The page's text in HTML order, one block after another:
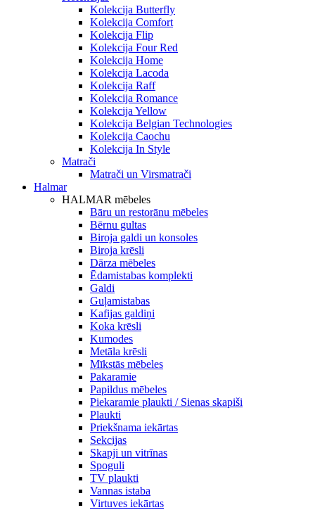
Kolekcija Butterfly
Kolekcija Comfort
Kolekcija Flip
Kolekcija Four Red
Kolekcija Home
Kolekcija Lacoda
Kolekcija Raff
Kolekcija Romance
Kolekcija Yellow
Kolekcija Belgian Technologies
Kolekcija Caochu
Kolekcija In Style
Matrači
Matrači un Virsmatrači
Halmar
HALMAR mēbeles
Bāru un restorānu mēbeles
Bērnu gultas
Biroja galdi un konsoles
Biroja krēsli
Dārza mēbeles
Ēdamistabas komplekti
Galdi
Guļamistabas
Kafijas galdiņi
Koka krēsli
Kumodes
Metāla krēsli
Mīkstās mēbeles
Pakaramie
Papildus mēbeles
Piekaramie plaukti / Sienas skapiši
Plaukti
Priekšnama iekārtas
Sekcijas
Skapji un vitrīnas
Spoguli
TV plaukti
Vannas istaba
Virtuves iekārtas